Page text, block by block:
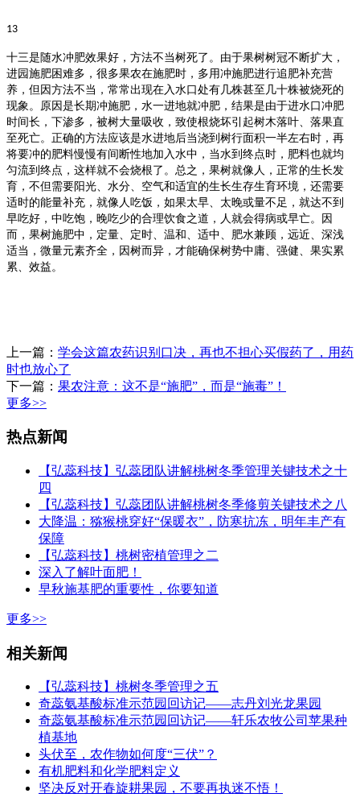
13
十三是随水冲肥效果好，方法不当树死了。 由于果树树冠不断扩大，
进园施肥困难多，很多果农在施肥时，多用冲施肥进行追肥补充营
养，但因方法不当，常常出现在入水口处有几株甚至几十株被烧死的
现象。原因是长期冲施肥，水一进地就冲肥，结果是由于进水口冲肥
时间长，下渗多，被树大量吸收，致使根烧坏引起树木落叶、落果直
至死亡。正确的方法应该是水进地后当浇到树行面积一半左右时，再
将要冲的肥料慢慢有间断性地加入水中，当水到终点时，肥料也就均
匀流到终点，这样就不会烧根了。总之，果树就像人，正常的生长发
育，不但需要阳光、水分、空气和适宜的生长生存生育环境，还需要
适时的能量补充，就像人吃饭，如果太早、太晚或量不足，就达不到
早吃好，中吃饱，晚吃少的合理饮食之道，人就会得病或早亡。因
而，果树施肥中，定量、定时、温和、适中、肥水兼顾，远近、深浅
适当，微量元素齐全，因树而异，才能确保树势中庸、强健、果实累
累、效益。
上一篇： 学会这篇农药识别口决，再也不担心买假药了，用药
时也放心了
下一篇： 果农注意：这不是“施肥”，而是“施毒”！
更多>>
热点新闻
【弘蕊科技】弘蕊团队讲解桃树冬季管理关键技术之十
四
【弘蕊科技】弘蕊团队讲解桃树冬季修剪关键技术之八
大降温：猕猴桃穿好“保暖衣”，防寒抗冻，明年丰产有
保障
【弘蕊科技】桃树密植管理之二
深入了解叶面肥！
早秋施基肥的重要性，你要知道
更多>>
相关新闻
【弘蕊科技】桃树冬季管理之五
奇蕊氨基酸标准示范园回访记——志丹刘光龙果园
奇蕊氨基酸标准示范园回访记——轩乐农牧公司苹果种
植基地
头伏至，农作物如何度“三伏”？
有机肥料和化学肥料定义
坚决反对开春旋耕果园，不要再执迷不悟！